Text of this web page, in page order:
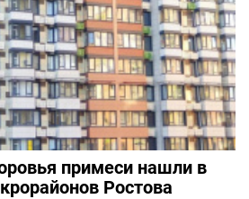
примеси нашли в
Ростова